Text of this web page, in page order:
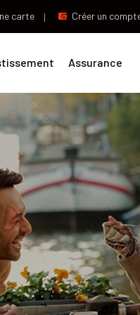
carte Créer un
Assurance